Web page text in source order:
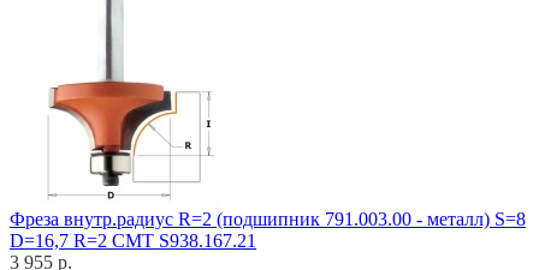
Фреза внутр.радиус R=2 (подшипник 791.003.00 - металл) S=8
D=16,7 R=2 CMT S938.167.21
3 955 р.